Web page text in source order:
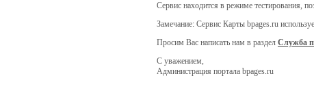
Сервис находится в режиме тестирования,
Замечание: Сервис Карты bpages.ru
Просим Вас написать нам в раздел Служба
С уважением,
Администрация портала bpages.ru